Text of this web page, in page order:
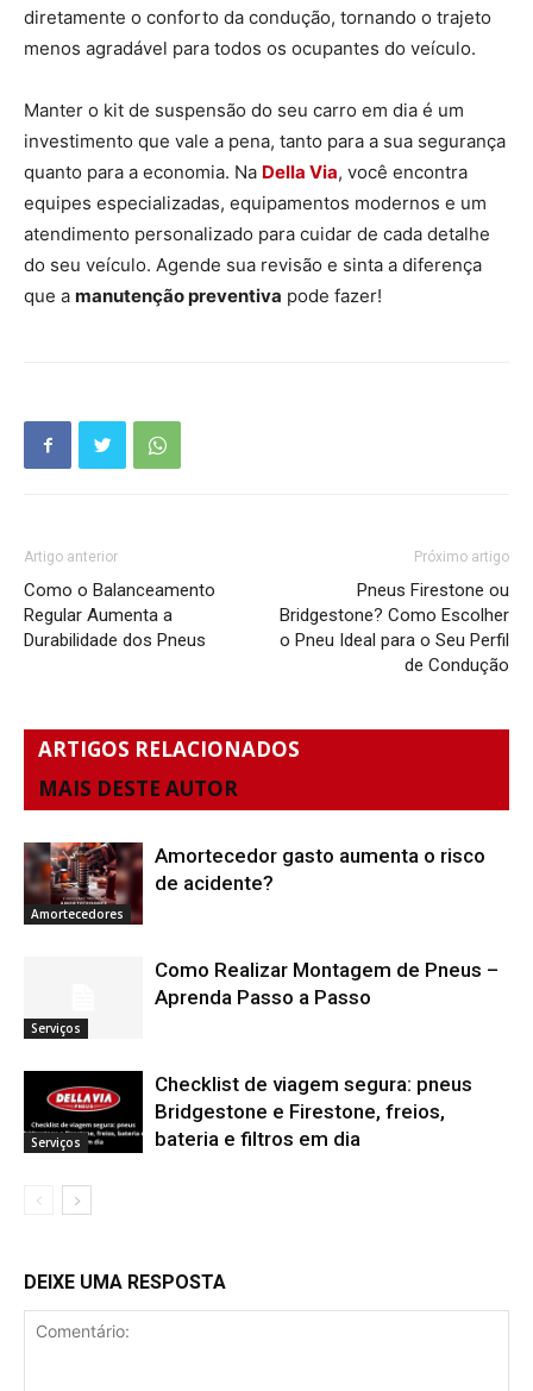
diretamente o conforto da condução, tornando o trajeto
menos agradável para todos os ocupantes do veículo.
Manter o kit de suspensão do seu carro em dia é um
investimento que vale a pena, tanto para a sua segurança
quanto para a economia. Na Della Via, você encontra
equipes especializadas, equipamentos modernos e um
atendimento personalizado para cuidar de cada detalhe
do seu veículo. Agende sua revisão e sinta a diferença
que a manutenção preventiva pode fazer!
Artigo anterior
Como o Balanceamento
Regular Aumenta a
Durabilidade dos Pneus
Próximo artigo
Pneus Firestone ou
Bridgestone? Como Escolher
o Pneu Ideal para o Seu Perfil
de Condução
ARTIGOS RELACIONADOS
MAIS DESTE AUTOR
Amortecedores
Amortecedor gasto aumenta o risco
de acidente?
Serviços
Como Realizar Montagem de Pneus –
Aprenda Passo a Passo
Serviços
Checklist de viagem segura: pneus
Bridgestone e Firestone, freios,
bateria e filtros em dia
DEIXE UMA RESPOSTA